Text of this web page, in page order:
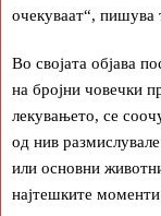
очекуваат“, пишува
Во својата објава
на бројни човечки
лекувањето, се
од нив
или основни
најтешките